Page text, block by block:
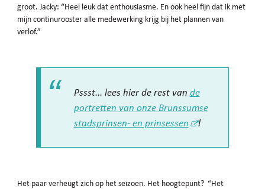
groot. Jacky: “Heel leuk dat enthousiasme. En ook heel fijn dat ik met
mijn continurooster alle medewerking krijg bij het plannen van
verlof.”
Pssst... lees hier de rest van de
portretten van onze Brunssumse
stadsprinsen- en prinsessen
!
Het paar verheugt zich op het seizoen. Het hoogtepunt? “Het